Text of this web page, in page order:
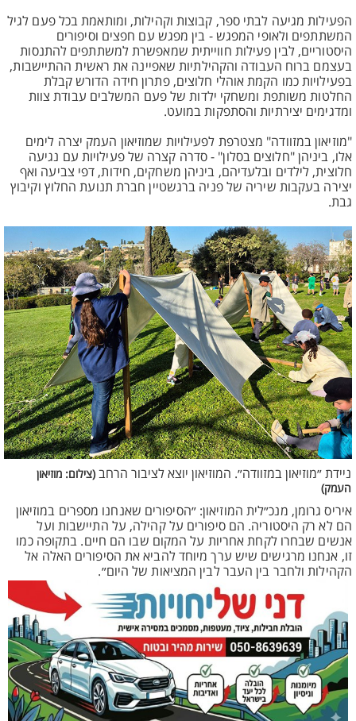
הפעילות מגיעה לבתי ספר, קבוצות וקהילות, ומותאמת בכל פעם לגיל
המשתתפים ולאופי המפגש - בין מפגש עם חפצים וסיפורים
היסטוריים, לבין פעילות חווייתית שמאפשרת למשתתפים להתנסות
בעצמם ברוח העבודה והקהילתיות שאפיינה את ראשית ההתיישבות,
בפעילויות כמו הקמת אוהלי חלוצים, פתרון חידה הדורש קבלת
החלטות משותפת ומשחקי ילדות של פעם המשלבים עבודת צוות
ומדגימים יצירתיות והסתפקות במועט.
"מוזיאון במזוודה" מצטרפת לפעילויות שמוזיאון העמק יצרה לימים
אלו, ביניהן "חלוצים בסלון" - סדרה קצרה של פעילויות עם נגיעה
חלוצית, לילדים ובלעדיהם, ביניהן משחקים, חידות, דפי צביעה ואף
יצירה בעקבות שיריה של פניה ברגשטיין חברת תנועת החלוץ וקיבוץ
גבת.
ניידת ״מוזיאון במזוודה״. המוזיאון יוצא לציבור הרחב (צילום: מוזיאון
העמק)
איריס גרומן, מנכ״לית המוזיאון: ״הסיפורים שאנחנו מספרים במוזיאון
הם לא רק היסטוריה. הם סיפורים על קהילה, על התיישבות ועל
אנשים שבחרו לקחת אחריות על המקום שבו הם חיים. בתקופה כמו
זו, אנחנו מרגישים שיש ערך מיוחד להביא את הסיפורים האלה אל
הקהילות ולחבר בין העבר לבין המציאות של היום״.